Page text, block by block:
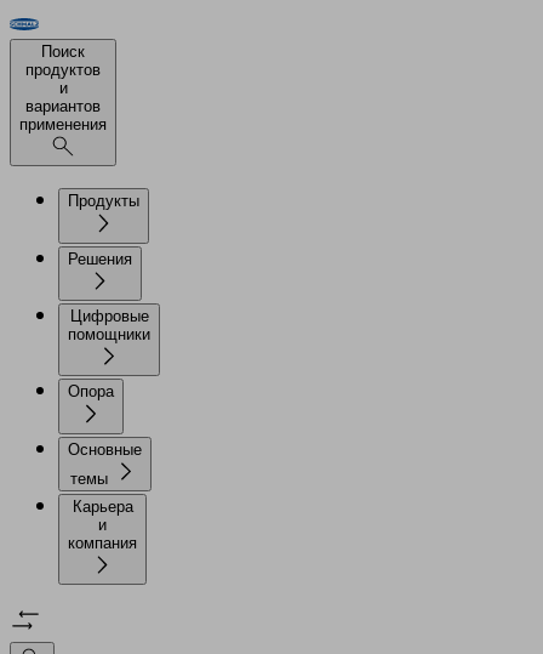
Поиск
продуктов
и
вариантов
применения
Продукты
Решения
Цифровые
помощники
Опора
Основные
темы
Карьера
и
компания